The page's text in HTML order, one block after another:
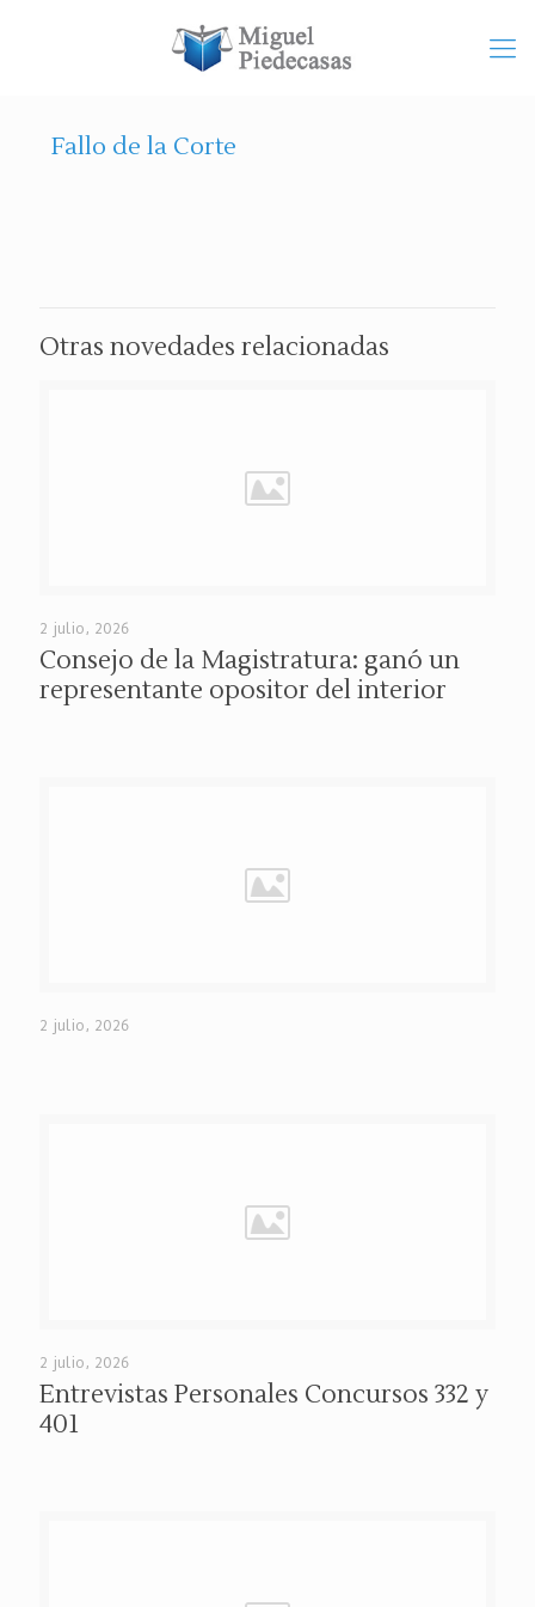
Fallo de la Corte
Otras novedades relacionadas
2 julio, 2026
Consejo de la Magistratura: ganó un
representante opositor del interior
2 julio, 2026
2 julio, 2026
Entrevistas Personales Concursos 332 y
401